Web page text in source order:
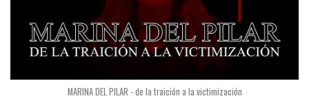
MARINA DEL PILAR - de la traición a la victimización